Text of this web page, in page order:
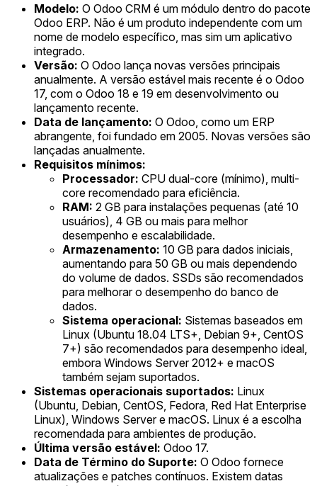
Modelo: O Odoo CRM é um módulo dentro do pacote
Odoo ERP. Não é um produto independente com um
nome de modelo específico, mas sim um aplicativo
integrado.
Versão: O Odoo lança novas versões principais
anualmente. A versão estável mais recente é o Odoo
17, com o Odoo 18 e 19 em desenvolvimento ou
lançamento recente.
Data de lançamento: O Odoo, como um ERP
abrangente, foi fundado em 2005. Novas versões são
lançadas anualmente.
Requisitos mínimos:
Processador: CPU dual-core (mínimo), multi-
core recomendado para eficiência.
RAM: 2 GB para instalações pequenas (até 10
usuários), 4 GB ou mais para melhor
desempenho e escalabilidade.
Armazenamento: 10 GB para dados iniciais,
aumentando para 50 GB ou mais dependendo
do volume de dados. SSDs são recomendados
para melhorar o desempenho do banco de
dados.
Sistema operacional: Sistemas baseados em
Linux (Ubuntu 18.04 LTS+, Debian 9+, CentOS
7+) são recomendados para desempenho ideal,
embora Windows Server 2012+ e macOS
também sejam suportados.
Sistemas operacionais suportados: Linux
(Ubuntu, Debian, CentOS, Fedora, Red Hat Enterprise
Linux), Windows Server e macOS. Linux é a escolha
recomendada para ambientes de produção.
Última versão estável: Odoo 17.
Data de Término do Suporte: O Odoo fornece
atualizações e patches contínuos. Existem datas